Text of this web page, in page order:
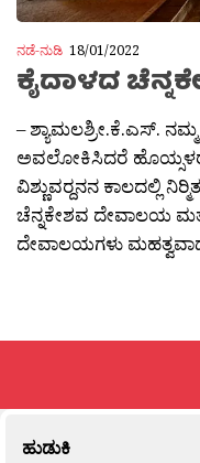
ನಡೆ-ನುಡಿ 18/01/2022
ಕೈದಾಳದ
– ಶ್ಯಾಮಲಶ್ರೀ.ಕೆ.ಎಸ್.
ಅವಲೋಕಿಸಿದರೆ ಹೊಯ್ಸಳರ
ವಿಶ್ಣುವರ‍್ದನನ ಕಾಲದಲ್ಲಿ
ಚೆನ್ನಕೇಶವ ದೇವಾಲಯ
ದೇವಾಲಯಗಳು
ಹುಡುಕಿ